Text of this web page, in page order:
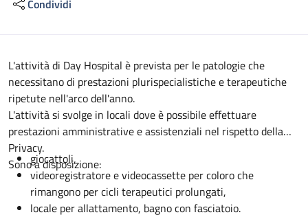
Condividi
Descrizione
L'attività di Day Hospital è prevista per le patologie che
necessitano di prestazioni plurispecialistiche e terapeutiche
ripetute nell'arco dell'anno.
L'attività si svolge in locali dove è possibile effettuare
prestazioni amministrative e assistenziali nel rispetto della
Privacy.
Sono a disposizione:
giocattoli,
videoregistratore e videocassette per coloro che
rimangono per cicli terapeutici prolungati,
locale per allattamento, bagno con fasciatoio.